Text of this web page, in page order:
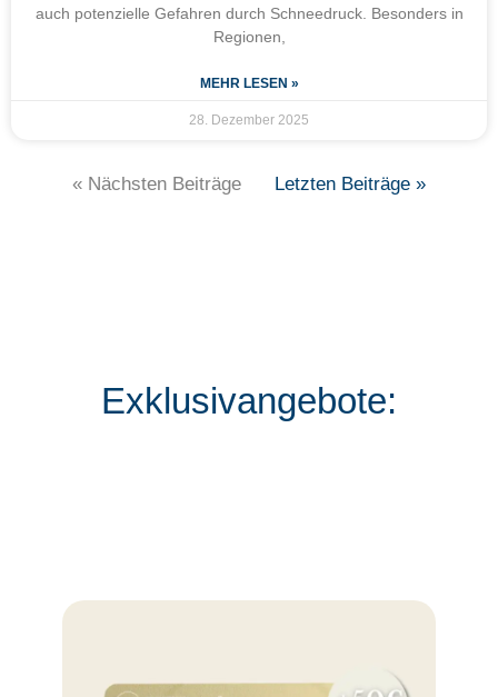
auch potenzielle Gefahren durch Schneedruck. Besonders in
Regionen,
MEHR LESEN »
28. Dezember 2025
« Nächsten Beiträge Letzten Beiträge »
Exklusivangebote: